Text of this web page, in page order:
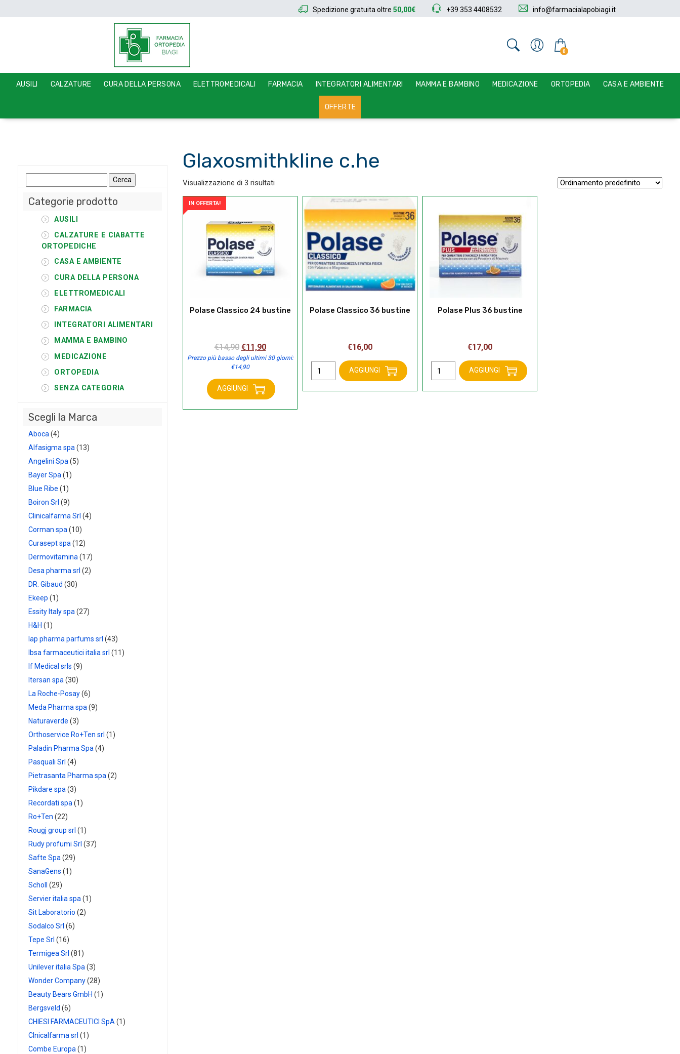
Spedizione gratuita oltre 50,00€ +39 353 4408532 info@farmacialapobiagi.it
0
AUSILI CALZATURE CURA DELLA PERSONA ELETTROMEDICALI FARMACIA INTEGRATORI ALIMENTARI MAMMA E BAMBINO MEDICAZIONE ORTOPEDIA CASA E AMBIENTE
OFFERTE
per:
Categorie prodotto
AUSILI
CALZATURE E CIABATTE
ORTOPEDICHE
CASA E AMBIENTE
CURA DELLA PERSONA
ELETTROMEDICALI
FARMACIA
INTEGRATORI ALIMENTARI
MAMMA E BAMBINO
MEDICAZIONE
ORTOPEDIA
SENZA CATEGORIA
Scegli la Marca
Aboca(4)
Alfasigma spa(13)
Angelini Spa(5)
Bayer Spa(1)
Blue Ribe (1)
Boiron Srl (9)
Clinicalfarma Srl (4)
Corman spa(10)
Curasept spa(12)
Dermovitamina(17)
Desa pharma srl (2)
DR. Gibaud (30)
Ekeep (1)
Essity Italy spa(27)
H&H (1)
Iap pharma parfums srl (43)
Ibsa farmaceutici italia srl (11)
If Medical srls (9)
Itersan spa(30)
La Roche-Posay(6)
Meda Pharma spa(9)
Naturaverde (3)
Orthoservice Ro+Ten srl (1)
Paladin Pharma Spa(4)
Pasquali Srl (4)
Pietrasanta Pharma spa(2)
Pikdare spa(3)
Recordati spa(1)
Ro+Ten (22)
Rougj group srl (1)
Rudy profumi Srl (37)
Safte Spa(29)
SanaGens (1)
Scholl
(29)
Servier italia spa(1)
Sit Laboratorio (2)
Sodalco Srl (6)
Tepe Srl (16)
Termigea Srl (81)
Unilever italia Spa(3)
Wonder Company(28)
Beauty Bears GmbH (1)
Bergsveld (6)
CHIESI FARMACEUTICI SpA(1)
Clnicalfarma srl (1)
Combe Europa(1)
Glaxosmithkline c.he
Visualizzazione di 3 risultati
IN OFFERTA!
Polase Classico 24 bustine
€14,90 Il
prezzo
originale
era:
€14,90.
€11,90Il
prezzo
è:
€11,90.
Prezzo più basso degli ultimi 30 giorni:
€14,90
Polase
Classico
AGGIUNGI
Polase Classico 36 bustine
€16,00
Polase
Classico
AGGIUNGI
Polase Plus 36 bustine
€17,00
Polase
AGGIUNGI